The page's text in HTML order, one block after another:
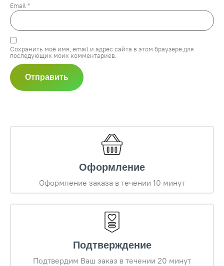
Email *
Сохранить моё имя, email и адрес сайта в этом браузере для
последующих моих комментариев.
Оформление
Оформление заказа в течении 10 минут
Подтверждение
Подтвердим Ваш заказ в течении 20 минут